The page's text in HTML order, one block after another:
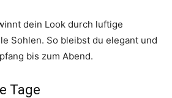
dein Look durch luftige
Sohlen. So bleibst du elegant und
bis zum Abend.
Tage